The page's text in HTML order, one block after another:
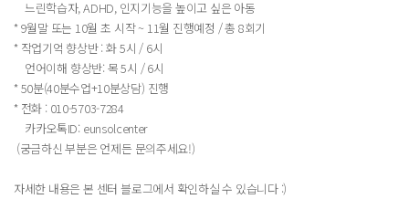
느린학습자, ADHD, 인지기능을 높이고 싶은 아동
* 9월말 또는 10월 초 시작 ~ 11월 진행예정 / 총 8회기
* 작업기억 향상반 : 화 5시 / 6시
언어이해 향상반: 목 5시 / 6시
* 50분(40분수업+10분상담) 진행
* 전화 : 010-5703-7284
카카오톡ID: eunsolcenter
(궁금하신 부분은 언제든 문의주세요!)
자세한 내용은 본 센터 블로그에서 확인하실 수 있습니다 :)